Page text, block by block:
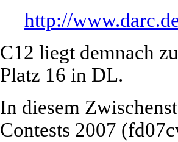
http://
C12 liegt demnach
Platz 16 in DL.
In diesem
Contests 2007